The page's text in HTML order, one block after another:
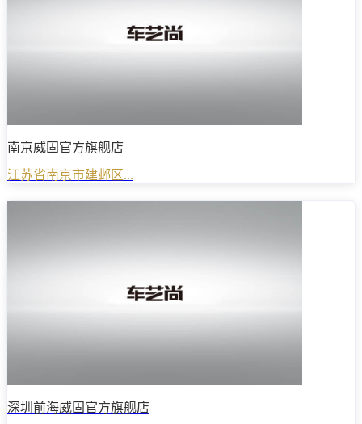
南京威固官方旗舰店
江苏省南京市建邺区...
深圳前海威固官方旗舰店